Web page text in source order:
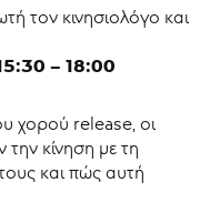
τον κινησιολόγο και
– 18:00
χορού release, οι
κίνηση με τη
και πώς αυτή